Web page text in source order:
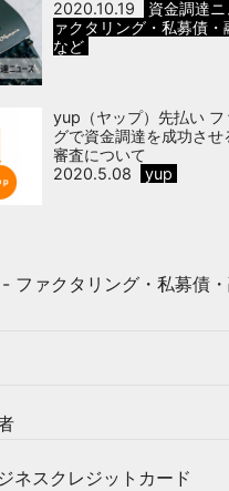
2020.10.19
資金調達
ァクタリング・私募債・
など
yup（ヤップ）先払い フ
グで資金調達を成功させ
審査について
2020.5.08
yup
ファクタリング・私募債
ネスクレジットカード